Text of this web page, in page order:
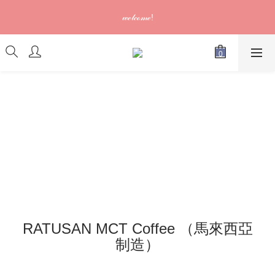
電郵為準)
𝓌ℯ𝓁𝒸ℴ𝓂ℯ!
訂單可供取貨/發貨後會發出電郵通知，請填妥正確資料 (*通知以
電郵為準)
RATUSAN MCT Coffee （馬來西亞
制造）